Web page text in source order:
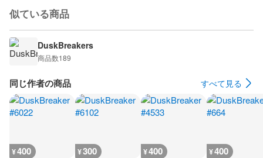
似ている商品
DuskBreakers
商品数189
同じ作者の商品 すべて見る
¥400 ¥300 ¥400 ¥400